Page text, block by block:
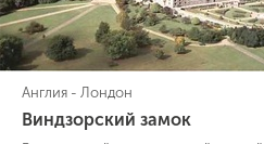
Позвоните мне
.
Англия - Лондон
Виндзорский замок